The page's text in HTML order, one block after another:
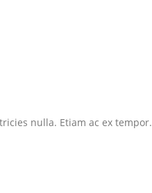
nulla. Etiam ac ex tempor.